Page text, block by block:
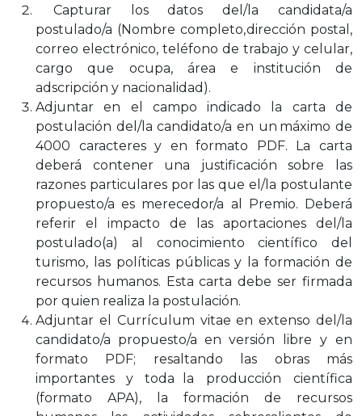
Capturar los datos del/la
candidata/a
postulado/a (Nombre completo,dirección postal,
correo electrónico, teléfono de trabajo y celular,
cargo que
ocupa, área e institución
de
adscripción y nacionalidad).
Adjuntar
en el campo indicado la carta
de
postulación del/la candidato/a en un máximo de
4000 caracteres y en formato PDF. La carta
deberá contener una
justificación sobre
las
razones particulares por las que el/la postulante
propuesto/a es merecedor/a al Premio. Deberá
referir
el impacto de las
aportaciones del/la
postulado(a) al conocimiento científico del
turismo, las políticas públicas y la formación de
recursos humanos. Esta carta debe ser firmada
por quien realiza la postulación.
Adjuntar el Currículum vitae en extenso del/la
candidato/a propuesto/a en versión libre y en
formato
PDF; resaltando las obras
más
importantes
y toda la producción
científica
(formato
APA), la formación de
recursos